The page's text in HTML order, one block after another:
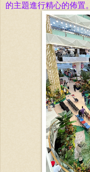
的主題進行精心的佈置。